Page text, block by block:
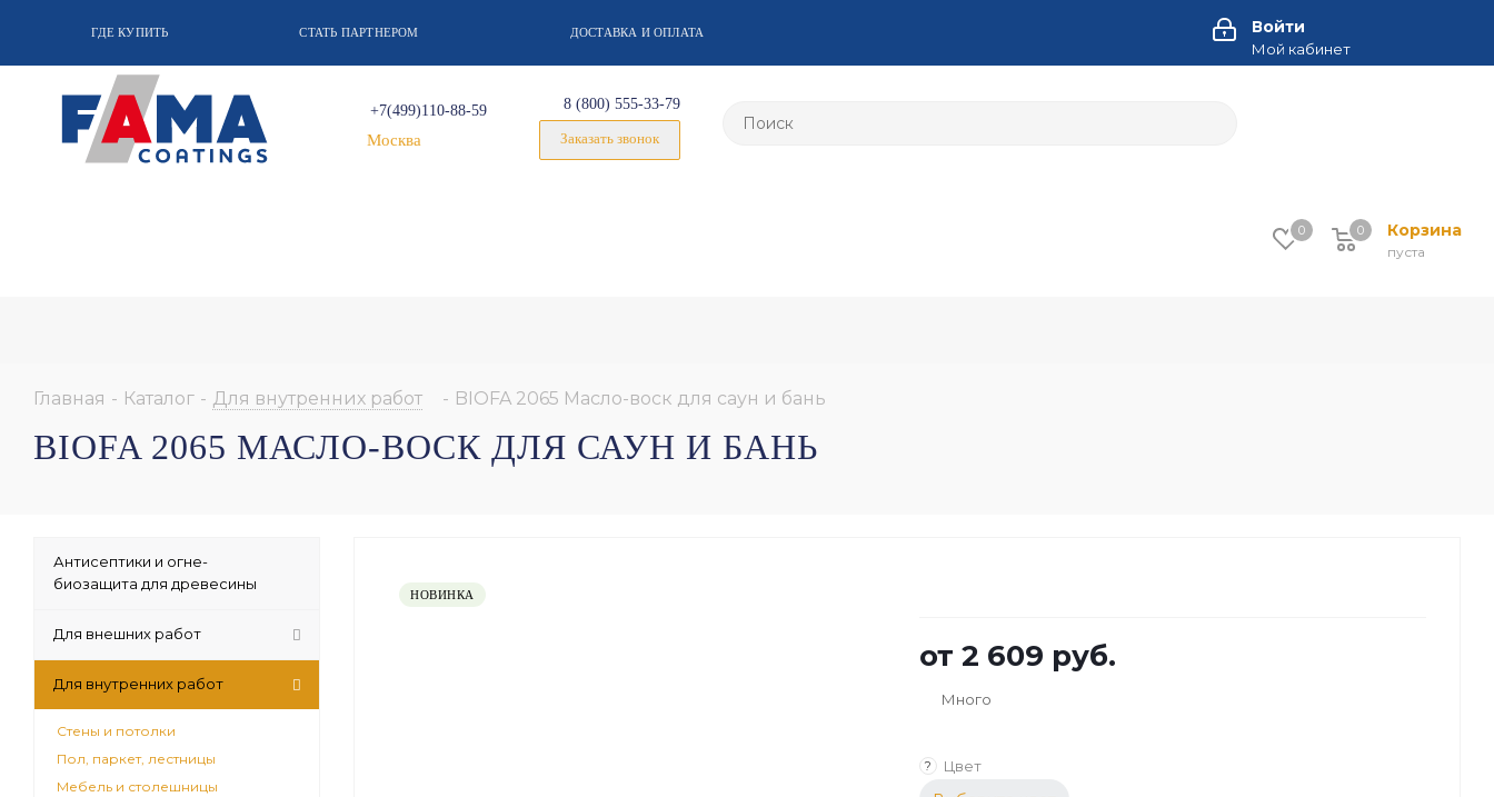
ГДЕ КУПИТЬ СТАТЬ ПАРТНЕРОМ ДОСТАВКА И ОПЛАТА Войти
Мой кабинет
+7(499)110-88-59
Москва
8 (800) 555-33-79
Заказать звонок
0 Корзина
пуста
0
Главная - Каталог - Для внутренних работ - BIOFA 2065 Масло-воск для саун и бань
BIOFA 2065 МАСЛО-ВОСК ДЛЯ САУН И БАНЬ
НОВИНКА
от 2 609 руб.
Много
? Цвет
Антисептики и огне-
биозащита для древесины
Для внешних работ
Для внутренних работ
Стены и потолки
Пол, паркет, лестницы
Мебель и столешницы